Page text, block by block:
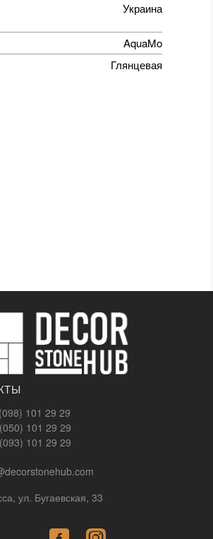
Украина
AquaMo
Глянцевая
101 29 29
101 29 29
101 29 29
ул. Бугаевская, 33